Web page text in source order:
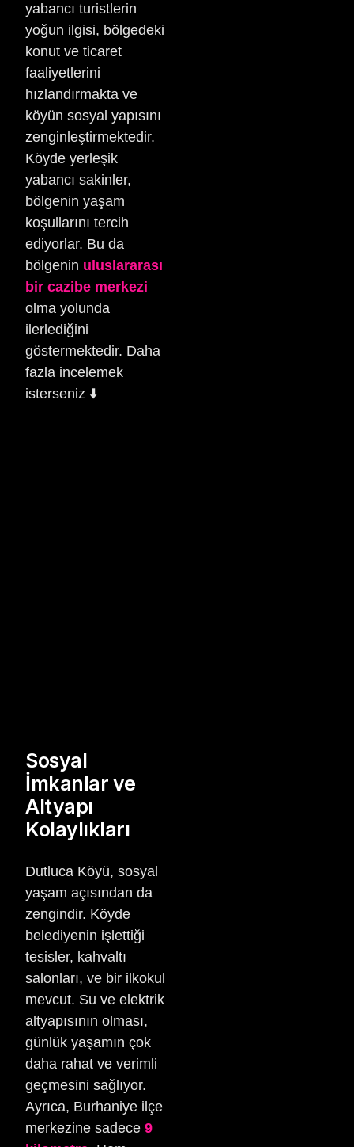
yabancı turistlerin
yoğun ilgisi, bölgedeki
konut ve ticaret
faaliyetlerini
hızlandırmakta ve
köyün sosyal yapısını
zenginleştirmektedir.
Köyde yerleşik
yabancı sakinler,
bölgenin yaşam
koşullarını tercih
ediyorlar. Bu da
bölgenin uluslararası
bir cazibe merkezi
olma yolunda
ilerlediğini
göstermektedir. Daha
fazla incelemek
isterseniz ⬇️
Sosyal
İmkanlar ve
Altyapı
Kolaylıkları
Dutluca Köyü, sosyal
yaşam açısından da
zengindir. Köyde
belediyenin işlettiği
tesisler, kahvaltı
salonları, ve bir ilkokul
mevcut. Su ve elektrik
altyapısının olması,
günlük yaşamın çok
daha rahat ve verimli
geçmesini sağlıyor.
Ayrıca, Burhaniye ilçe
merkezine sadece 9